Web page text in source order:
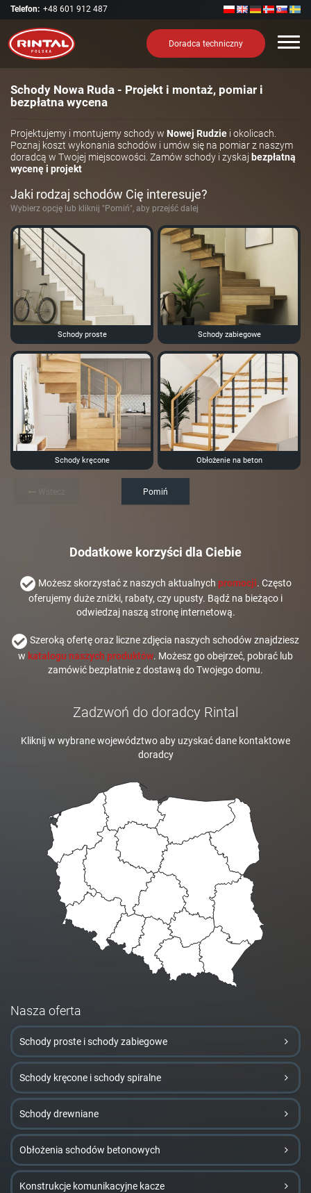
Telefon: +48 601 912 487
Doradca techniczny
Schody Nowa Ruda - Projekt i montaż, pomiar i
bezpłatna wycena
Projektujemy i montujemy schody w Nowej Rudzie i okolicach.
Poznaj koszt wykonania schodów i umów się na pomiar z naszym
doradcą w Twojej miejscowości. Zamów schody i zyskaj bezpłatną
wycenę i projekt
Jaki rodzaj schodów Cię interesuje?
Wybierz opcję lub kliknij "Pomiń", aby przejść dalej
Schody proste Schody zabiegowe
Schody kręcone Obłożenie na beton
Pomiń
Dodatkowe korzyści dla Ciebie
Możesz skorzystać z naszych aktualnych promocji. Często
oferujemy duże zniżki, rabaty, czy upusty. Bądź na bieżąco i
odwiedzaj naszą stronę internetową.
Szeroką ofertę oraz liczne zdjęcia naszych schodów znajdziesz
w katalogu naszych produktów. Możesz go obejrzeć, pobrać lub
zamówić bezpłatnie z dostawą do Twojego domu.
Zadzwoń do doradcy Rintal
Kliknij w wybrane województwo aby uzyskać dane kontaktowe
doradcy
Nasza oferta
Schody proste i schody zabiegowe
Schody kręcone i schody spiralne
Schody drewniane
Obłożenia schodów betonowych
Konstrukcje komunikacyjne kacze